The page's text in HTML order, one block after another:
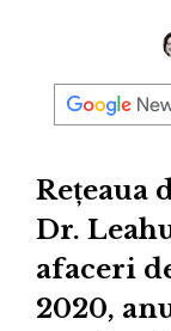
Rețeaua
Dr.
afaceri
2020,